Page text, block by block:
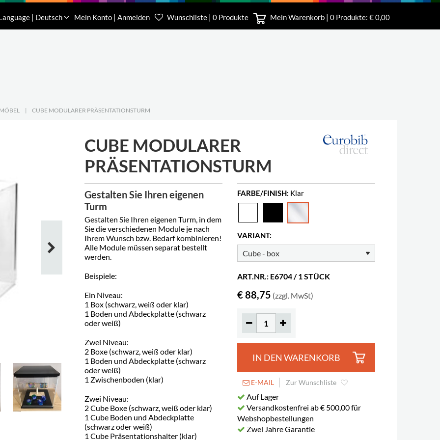
| Deutsch Mein Konto | Anmelden Wunschliste | 0 Produkte Mein Warenkorb | 0 Produkte: € 0,00
Kundenberater Projekte
(0) 62 32-31 81-00
Kundenberater Webshop
(0) 62 32-31 81-21
| CUBE MODULARER PRÄSENTATIONSTURM
CUBE MODULARER
PRÄSENTATIONSTURM
Gestalten Sie Ihren eigenen
Turm
Gestalten Sie Ihren eigenen Turm, in dem
Sie die verschiedenen Module je nach
Ihrem Wunsch bzw. Bedarf kombinieren!
Alle Module müssen separat bestellt
werden.
Beispiele:
Ein Niveau:
1 Box (schwarz, weiß oder klar)
1 Boden und Abdeckplatte (schwarz
oder weiß)
Zwei Niveau:
2 Boxe (schwarz, weiß oder klar)
1 Boden und Abdeckplatte (schwarz
oder weiß)
1 Zwischenboden (klar)
Zwei Niveau:
2 Cube Boxe (schwarz, weiß oder klar)
1 Cube Boden und Abdeckplatte
(schwarz oder weiß)
1 Cube Präsentationshalter (klar)
FARBE/FINISH: Klar
VARIANT:
ART.NR.: E6704 / 1 STÜCK
€ 88,75 (zzgl. MwSt)
IN DEN WARENKORB
E-MAIL Zur Wunschliste
Auf Lager
Versandkostenfrei ab € 500,00 für
Webshopbestellungen
Zwei Jahre Garantie